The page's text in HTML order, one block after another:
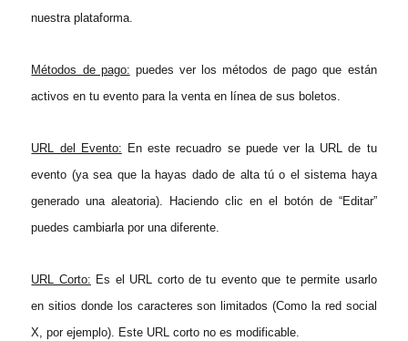
nuestra plataforma.
Métodos de pago: puedes ver los métodos de pago que están
activos en tu evento para la venta en líneade sus boletos.
URL del Evento: En este recuadro se puede ver la URL de tu
evento (ya sea que la hayas dado de alta tú o el sistema haya
generado una aleatoria). Haciendo clic en el botón de “Editar”
puedes cambiarla por una diferente.
URL Corto: Es el URL corto de tu evento que te permite usarlo
en sitios donde los caracteres son limitados (Como la red social
X, por ejemplo). Este URL corto no es modificable.